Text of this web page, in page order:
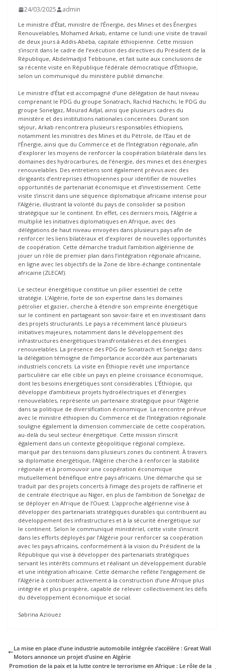
24/03/2025 admin
Le ministre d’État, ministre de l’Énergie, des Mines et des Énergies
Renouvelables, Mohamed Arkab, entame ce lundi une visite de travail
de deux jours à Addis-Abeba, capitale éthiopienne. Cette mission
s’inscrit dans le cadre de l’exécution des directives du Président de la
République, Abdelmadjid Tebboune, et fait suite aux conclusions de
sa récente visite en République fédérale démocratique d’Éthiopie,
selon un communiqué du ministère publié dimanche.
Le ministre d’État est accompagné d’une délégation de haut niveau
comprenant le PDG du groupe Sonatrach, Rachid Hachichi, le PDG du
groupe Sonelgaz, Mourad Adjal, ainsi que plusieurs cadres du
ministère et des institutions nationales concernées. Durant son
séjour, Arkab rencontrera plusieurs responsables éthiopiens,
notamment les ministres des Mines et du Pétrole, de l’Eau et de
l’Énergie, ainsi que du Commerce et de l’Intégration régionale, afin
d’explorer les moyens de renforcer la coopération bilatérale dans les
domaines des hydrocarbures, de l’énergie, des mines et des énergies
renouvelables. Des entretiens sont également prévus avec des
dirigeants d’entreprises éthiopiennes pour identifier de nouvelles
opportunités de partenariat économique et d’investissement. Cette
visite s’inscrit dans une séquence diplomatique africaine intense pour
l’Algérie, illustrant la volonté du pays de consolider sa position
stratégique sur le continent. En effet, ces derniers mois, l’Algérie a
multiplié les initiatives diplomatiques en Afrique, avec des
délégations de haut niveau envoyées dans plusieurs pays afin de
renforcer les liens bilatéraux et d’explorer de nouvelles opportunités
de coopération. Cette démarche traduit l’ambition algérienne de
jouer un rôle de premier plan dans l’intégration régionale africaine,
en ligne avec les objectifs de la Zone de libre-échange continentale
africaine (ZLECAf).
Le secteur énergétique constitue un pilier essentiel de cette
stratégie. L’Algérie, forte de son expertise dans les domaines
pétrolier et gazier, cherche à étendre son empreinte énergétique
sur le continent en partageant son savoir-faire et en investissant dans
des projets structurants. Le pays a récemment lancé plusieurs
initiatives majeures, notamment dans le développement des
infrastructures énergétiques transfrontalières et des énergies
renouvelables. La présence des PDG de Sonatrach et Sonelgaz dans
la délégation témoigne de l’importance accordée aux partenariats
industriels concrets. La visite en Éthiopie revêt une importance
particulière car elle cible un pays en pleine croissance économique,
dont les besoins énergétiques sont considérables. L’Éthiopie, qui
développe d’ambitieux projets hydroélectriques et d’énergies
renouvelables, représente un partenaire stratégique pour l’Algérie
dans sa politique de diversification économique. La rencontre prévue
avec le ministre éthiopien du Commerce et de l’Intégration régionale
souligne également la dimension commerciale de cette coopération,
au-delà du seul secteur énergétique. Cette mission s’inscrit
également dans un contexte géopolitique régional complexe,
marqué par des tensions dans plusieurs zones du continent. À travers
sa diplomatie énergétique, l’Algérie cherche à renforcer la stabilité
régionale et à promouvoir une coopération économique
mutuellement bénéfique entre pays africains. Une démarche qui se
traduit par des projets concerts à l’image des projets de raffinerie et
de centrale électrique au Niger, en plus de l’ambition de Sonelgaz de
se déployer en Afrique de l’Ouest. L’approche algérienne vise à
développer des partenariats stratégiques durables qui contribuent au
développement des infrastructures et à la sécurité énergétique sur
le continent. Selon le communiqué ministériel, cette visite s’inscrit
dans les efforts déployés par l’Algérie pour renforcer sa coopération
avec les pays africains, conformément à la vision du Président de la
République qui vise à développer des partenariats stratégiques
servant les intérêts communs et réalisant un développement durable
et une intégration africaine. Cette démarche reflète l’engagement de
l’Algérie à contribuer activement à la construction d’une Afrique plus
intégrée et plus prospère, capable de relever collectivement les défis
du développement économique et social.
Sabrina Aziouez
La mise en place d’une industrie automobile intégrée s’accélère : Great Wall
Motors annonce un projet d’usine en Algérie
Promotion de la paix et la lutte contre le terrorisme en Afrique : Le rôle de la